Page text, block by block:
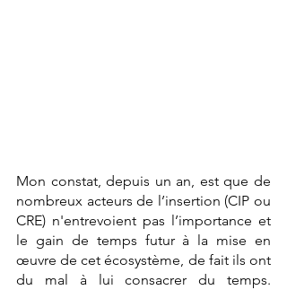
Mon constat, depuis un an, est que de
nombreux acteurs de l’insertion (CIP ou
CRE) n'entrevoient pas l’importance et
le gain de temps futur à la mise en
œuvre de cet écosystème, de fait ils ont
du mal à lui consacrer du temps.